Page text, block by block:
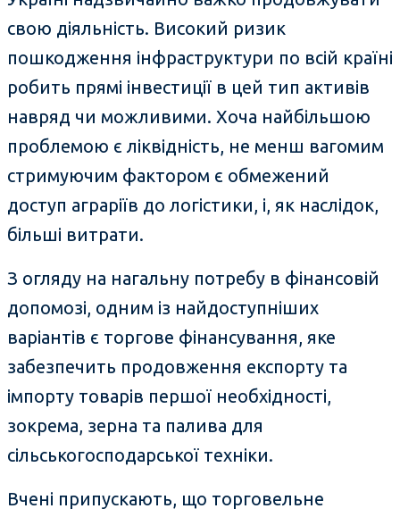
свою діяльність. Високий ризик
пошкодження інфраструктури по всій країні
робить прямі інвестиції в цей тип активів
навряд чи можливими. Хоча найбільшою
проблемою є ліквідність, не менш вагомим
стримуючим фактором є обмежений
доступ аграріїв до логістики, і, як наслідок,
більші витрати.
З огляду на нагальну потребу в фінансовій
допомозі, одним із найдоступніших
варіантів є торгове фінансування, яке
забезпечить продовження експорту та
імпорту товарів першої необхідності,
зокрема, зерна та палива для
сільськогосподарської техніки.
Вчені припускають, що торговельне